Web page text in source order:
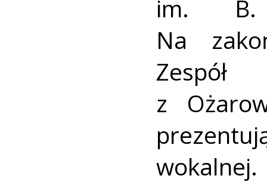
im. B.
Na
z
wokalnej.